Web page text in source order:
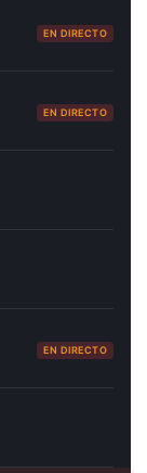
EN DIRECTO
EN DIRECTO
EN DIRECTO